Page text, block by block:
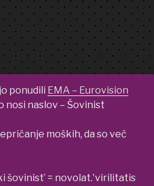
ponudili EMA – Eurovision
nosi naslov – Šovinist
moških, da so več
šovinist’ = novolat.‛virilitatis